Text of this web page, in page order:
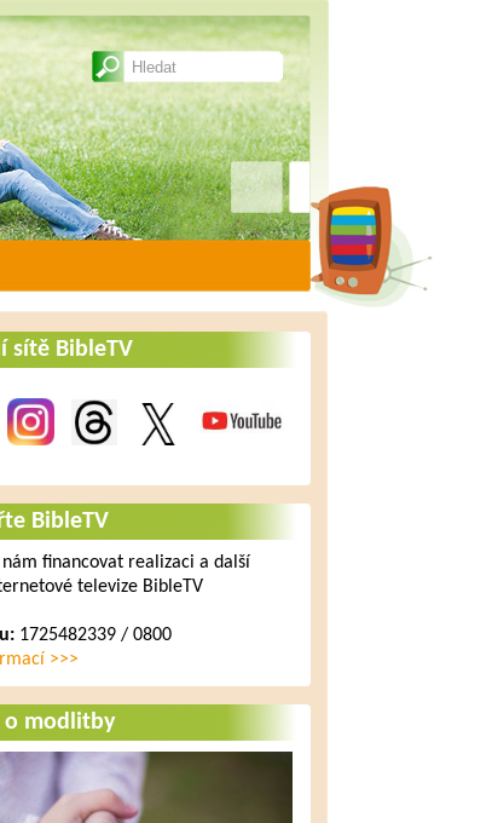
sítě BibleTV
BibleTV
nám financovat realizaci a další
televize BibleTV
1725482339 / 0800
>>>
o modlitby